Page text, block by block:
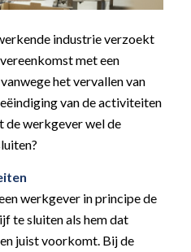
industrie verzoekt
met een
het vervallen van
van de activiteiten
de werkgever wel de
werkgever in principe de
te sluiten als hem dat
juist voorkomt. Bij de